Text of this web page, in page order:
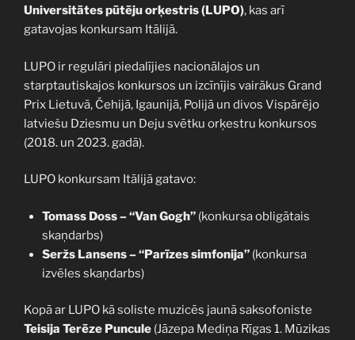
Universitātes pūtēju orķestris (LUPO), kas arī
gatavojas konkursam Itālijā.
LUPO ir regulāri piedalījies nacionālajos un
starptautiskajos konkursos un izcīnījis vairākus Grand
Prix Lietuvā, Čehijā, Igaunijā, Polijā un divos Vispārējo
latviešu Dziesmu un Deju svētku orķestru konkursos
(2018. un 2023. gadā).
LUPO konkursam Itālijā gatavo:
Tomass Doss – “Van Gogh”(konkursa obligātais
skaņdarbs)
Seržs Lansens – “Parīzes simfonija” (konkursa
izvēles skaņdarbs)
Kopā ar LUPO kā soliste muzicēs jaunā saksofoniste
Teisija Terēze Puncule (Jāzepa Mediņa Rīgas 1. Mūzikas